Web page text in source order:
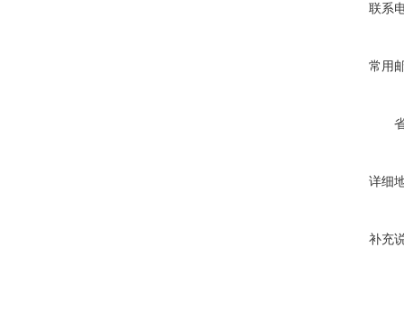
联系
常用
详细
补充